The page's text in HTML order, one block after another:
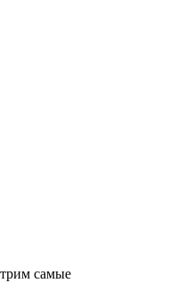
самые